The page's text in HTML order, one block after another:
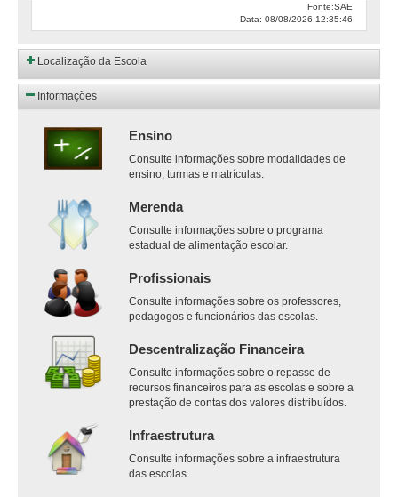
Fonte:SAE
Data: 08/08/2026 12:35:46
Localização da Escola
Informações
Ensino
Consulte informações sobre modalidades de
ensino, turmas e matrículas.
Merenda
Consulte informações sobre o programa
estadual de alimentação escolar.
Profissionais
Consulte informações sobre os professores,
pedagogos e funcionários das escolas.
Descentralização Financeira
Consulte informações sobre o repasse de
recursos financeiros para as escolas e sobre a
prestação de contas dos valores distribuídos.
Infraestrutura
Consulte informações sobre a infraestrutura
das escolas.